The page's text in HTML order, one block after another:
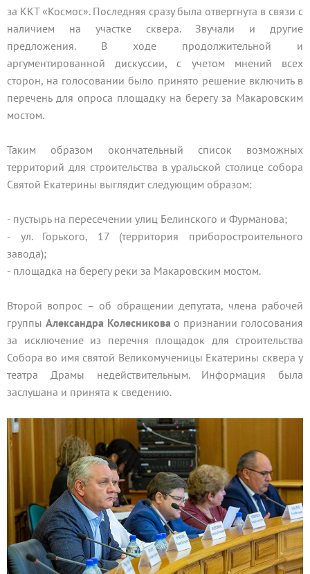
за ККТ «Космос». Последняя сразу была отвергнута в связи с
наличием на участке сквера. Звучали и другие
предложения. В ходе продолжительной и
аргументированной дискуссии, с учетом мнений всех
сторон, на голосовании было принято решение включить в
перечень для опроса площадку на берегу за Макаровским
мостом.
Таким образом окончательный список возможных
территорий для строительства в уральской столице собора
Святой Екатерины выглядит следующим образом:
- пустырь на пересечении улиц Белинского и Фурманова;
- ул. Горького, 17 (территория приборостроительного
завода);
- площадка на берегу реки за Макаровским мостом.
Второй вопрос – об обращении депутата, члена рабочей
группы Александра Колесникова о признании голосования
за исключение из перечня площадок для строительства
Собора во имя святой Великомученицы Екатерины сквера у
театра Драмы недействительным. Информация была
заслушана и принята к сведению.